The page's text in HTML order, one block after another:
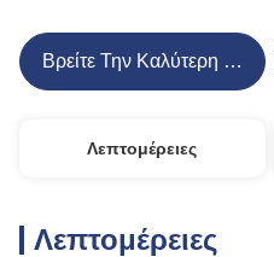
Βρείτε Την Καλύτερη Τιμή
Λεπτομέρειες
Λεπτομέρειες